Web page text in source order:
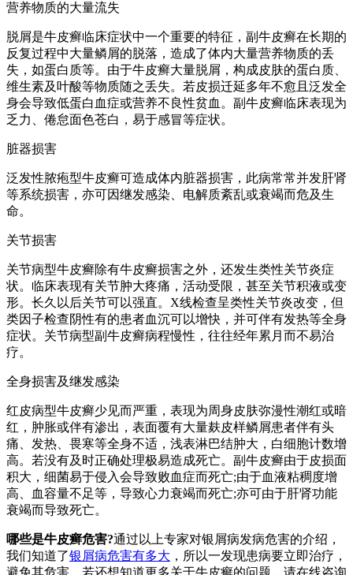
营养物质的大量流失
脱屑是牛皮癣临床症状中一个重要的特征，副牛皮癣在长期的
反复过程中大量鳞屑的脱落，造成了体内大量营养物质的丢
失，如蛋白质等。由于牛皮癣大量脱屑，构成皮肤的蛋白质、
维生素及叶酸等物质随之丢失。若皮损迁延多年不愈且泛发全
身会导致低蛋白血症或营养不良性贫血。副牛皮癣临床表现为
乏力、倦怠面色苍白，易于感冒等症状。
脏器损害
泛发性脓疱型牛皮癣可造成体内脏器损害，此病常常并发肝肾
等系统损害，亦可因继发感染、电解质紊乱或衰竭而危及生
命。
关节损害
关节病型牛皮癣除有牛皮癣损害之外，还发生类性关节炎症
状。临床表现有关节肿大疼痛，活动受限，甚至关节积液或变
形。长久以后关节可以强直。X线检查呈类性关节炎改变，但
类因子检查阴性有的患者血沉可以增快，并可伴有发热等全身
症状。关节病型副牛皮癣病程慢性，往往经年累月而不易治
疗。
全身损害及继发感染
红皮病型牛皮癣少见而严重，表现为周身皮肤弥漫性潮红或暗
红，肿胀或伴有渗出，表面覆有大量麸皮样鳞屑患者伴有头
痛、发热、畏寒等全身不适，浅表淋巴结肿大，白细胞计数增
高。若没有及时正确处理极易造成死亡。副牛皮癣由于皮损面
积大，细菌易于侵入会导致败血症而死亡;由于血液粘稠度增
高、血容量不足等，导致心力衰竭而死亡;亦可由于肝肾功能
衰竭而导致死亡。
哪些是牛皮癣危害?通过以上专家对银屑病发病危害的介绍，
我们知道了银屑病危害有多大 ，所以一发现患病要立即治疗，